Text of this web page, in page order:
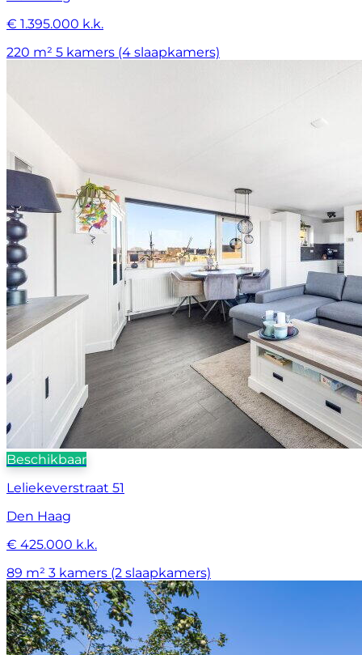
€ 1.395.000 k.k.
220 m² 5 kamers (4 slaapkamers)
Beschikbaar
Leliekeverstraat 51
Den Haag
€ 425.000 k.k.
89 m² 3 kamers (2 slaapkamers)